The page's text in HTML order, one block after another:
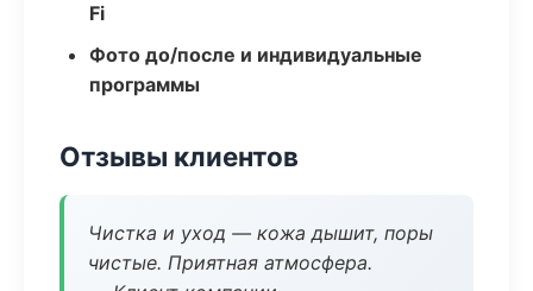
Fi
Фото до/после и индивидуальные
программы
Отзывы клиентов
Чистка и уход — кожа дышит, поры
чистые. Приятная атмосфера.